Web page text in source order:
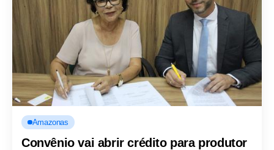
Amazonas
Convênio vai abrir crédito para produtor